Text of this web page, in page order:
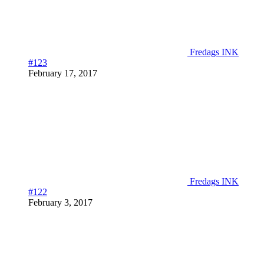
Fredags INK
#123
February 17, 2017
Fredags INK
#122
February 3, 2017